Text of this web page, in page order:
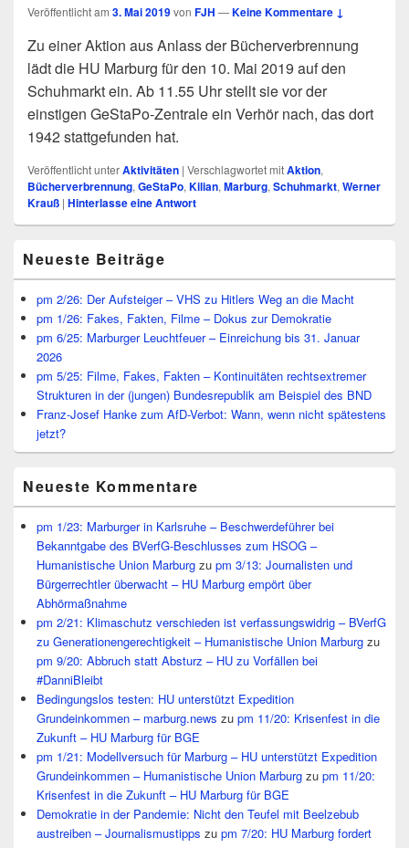
Veröffentlicht am 3. Mai 2019von FJH —Keine Kommentare ↓
Zu einer Aktion aus Anlass der Bücherverbrennung
lädt die HU Marburg für den 10. Mai 2019 auf den
Schuhmarkt ein. Ab 11.55 Uhr stellt sie vor der
einstigen GeStaPo-Zentrale ein Verhör nach, das dort
1942 stattgefunden hat.
Veröffentlicht unterAktivitäten | Verschlagwortet mitAktion,
Bücherverbrennung,GeStaPo,Kilian,Marburg,Schuhmarkt,Werner
Krauß | Hinterlasse eine Antwort
Seitenleisten
Widget-
Bereich
Neueste Beiträge
pm 2/26: Der Aufsteiger – VHS zu Hitlers Weg an die Macht
pm 1/26: Fakes, Fakten, Filme – Dokus zur Demokratie
pm 6/25: Marburger Leuchtfeuer – Einreichung bis 31. Januar
2026
pm 5/25: Filme, Fakes, Fakten – Kontinuitäten rechtsextremer
Strukturen in der (jungen) Bundesrepublik am Beispiel des BND
Franz-Josef Hanke zum AfD-Verbot: Wann, wenn nicht spätestens
jetzt?
Neueste Kommentare
pm 1/23: Marburger in Karlsruhe – Beschwerdeführer bei
Bekanntgabe des BVerfG-Beschlusses zum HSOG –
Humanistische Union Marburg zu pm 3/13: Journalisten und
Bürgerrechtler überwacht – HU Marburg empört über
Abhörmaßnahme
pm 2/21: Klimaschutz verschieden ist verfassungswidrig – BVerfG
zu Generationengerechtigkeit – Humanistische Union Marburg zu
pm 9/20: Abbruch statt Absturz – HU zu Vorfällen bei
#DanniBleibt
Bedingungslos testen: HU unterstützt Expedition
Grundeinkommen – marburg.news zu pm 11/20: Krisenfest in die
Zukunft – HU Marburg für BGE
pm 1/21: Modellversuch für Marburg – HU unterstützt Expedition
Grundeinkommen – Humanistische Union Marburg zu pm 11/20:
Krisenfest in die Zukunft – HU Marburg für BGE
Demokratie in der Pandemie: Nicht den Teufel mit Beelzebub
austreiben – Journalismustipps zu pm 7/20: HU Marburg fordert